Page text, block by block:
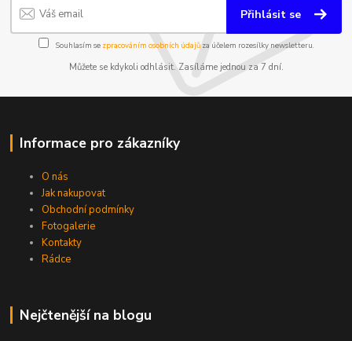
Přihlásit se
Souhlasím se zpracováním osobních údajůza účelem rozesílky newsletteru.
Můžete se kdykoli odhlásit. Zasíláme jednou za 7 dní.
Informace pro zákazníky
O nás
Jak nakupovat
Obchodní podmínky
Fotogalerie
Kontakty
Rádce
Nejčtenější na blogu